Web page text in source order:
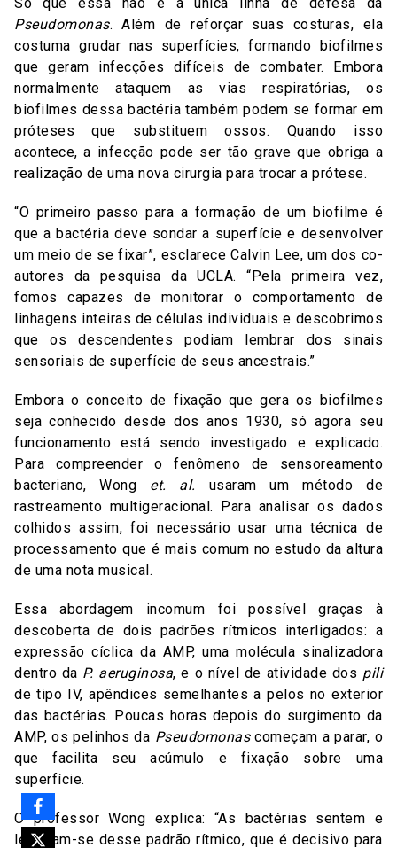
Pseudomonas. Além de reforçar suas costuras, ela
costuma grudar nas superfícies, formando biofilmes
que geram infecções difíceis de combater. Embora
normalmente ataquem as vias respiratórias, os
biofilmes dessa bactéria também podem se formar em
próteses que substituem ossos. Quando isso
acontece, a infecção pode ser tão grave que obriga a
realização de uma nova cirurgia para trocar a prótese.
“O primeiro passo para a formação de um biofilme é
que a bactéria deve sondar a superfície e desenvolver
um meio de se fixar”, esclarece Calvin Lee, um dos co-
autores da pesquisa da UCLA. “Pela primeira vez,
fomos capazes de monitorar o comportamento de
linhagens inteiras de células individuais e descobrimos
que os descendentes podiam lembrar dos sinais
sensoriais de superfície de seus ancestrais.”
Embora o conceito de fixação que gera os biofilmes
seja conhecido desde dos anos 1930, só agora seu
funcionamento está sendo investigado e explicado.
Para compreender o fenômeno de sensoreamento
bacteriano, Wong et. al. usaram um método de
rastreamento multigeracional. Para analisar os dados
colhidos assim, foi necessário usar uma técnica de
processamento que é mais comum no estudo da altura
de uma nota musical.
Essa abordagem incomum foi possível graças à
descoberta de dois padrões rítmicos interligados: a
expressão cíclica da AMP, uma molécula sinalizadora
dentro da P. aeruginosa, e o nível de atividade dos pili
de tipo IV, apêndices semelhantes a pelos no exterior
das bactérias. Poucas horas depois do surgimento da
AMP, os pelinhos da Pseudomonascomeçam a parar, o
que facilita seu acúmulo e fixação sobre uma
superfície.
O professor Wong explica: “As bactérias sentem e
lembram-se desse padrão rítmico, que é decisivo para